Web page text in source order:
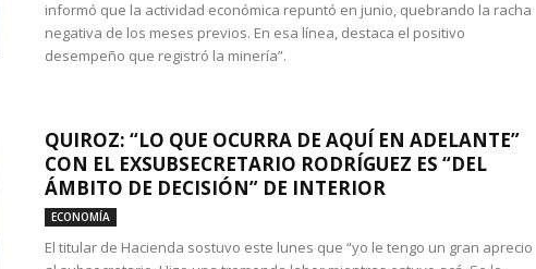
informó que la actividad económica repuntó en junio, quebrando la racha
negativa de los meses previos. En esa línea, destaca el positivo
desempeño que registró la minería”.
QUIROZ: “LO QUE OCURRA DE AQUÍ EN ADELANTE”
CON EL EXSUBSECRETARIO RODRÍGUEZ ES “DEL
ÁMBITO DE DECISIÓN” DE INTERIOR
ECONOMÍA
El titular de Hacienda sostuvo este lunes que “yo le tengo un gran aprecio